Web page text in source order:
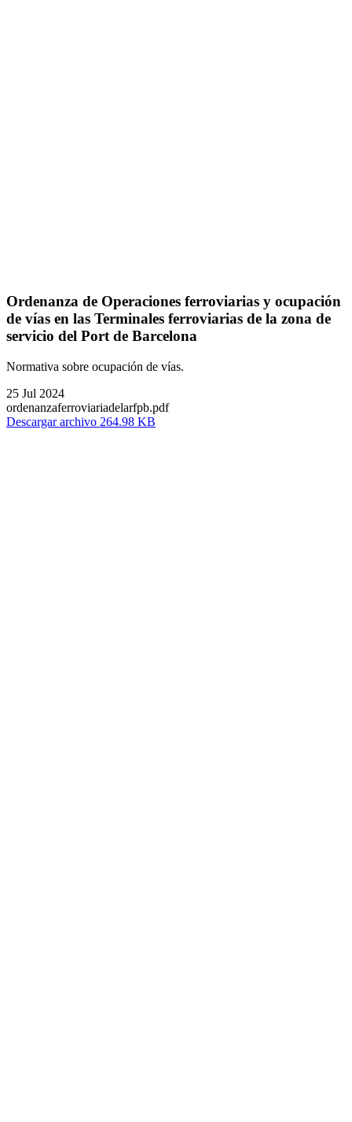
Ordenanza de Operaciones ferroviarias y ocupación
de vías en las Terminales ferroviarias de la zona de
servicio del Port de Barcelona
Normativa sobre ocupación de vías.
25 Jul 2024
ordenanzaferroviariadelarfpb.pdf
Descargar archivo 264.98 KB